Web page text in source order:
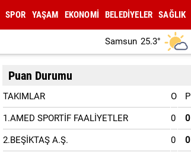
SPOR YAŞAM EKONOMİ BELEDİYELER SAĞLIK
Samsun 25.3°
Puan Durumu
TAKIMLAR O P
1.AMED SPORTİF FAALİYETLER 0 0
2.BEŞİKTAŞ A.Ş. 0 0